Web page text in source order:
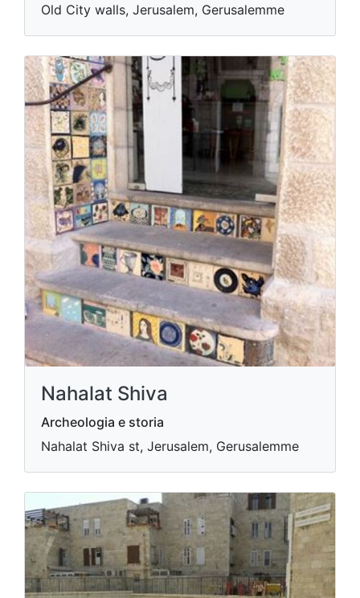
Old City walls, Jerusalem, Gerusalemme
Nahalat Shiva
Archeologia e storia
Nahalat Shiva st, Jerusalem, Gerusalemme